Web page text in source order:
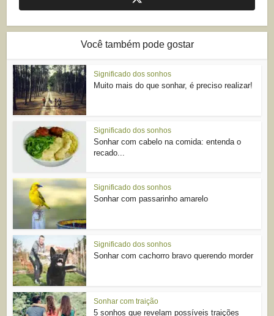
Você também pode gostar
Significado dos sonhos
Muito mais do que sonhar, é preciso realizar!
Significado dos sonhos
Sonhar com cabelo na comida: entenda o
recado...
Significado dos sonhos
Sonhar com passarinho amarelo
Significado dos sonhos
Sonhar com cachorro bravo querendo morder
Sonhar com traição
5 sonhos que revelam possíveis traições